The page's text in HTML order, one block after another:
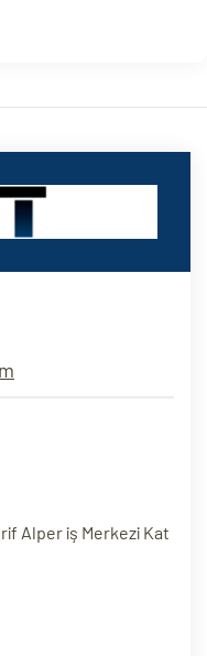
Alper iş Merkezi Kat